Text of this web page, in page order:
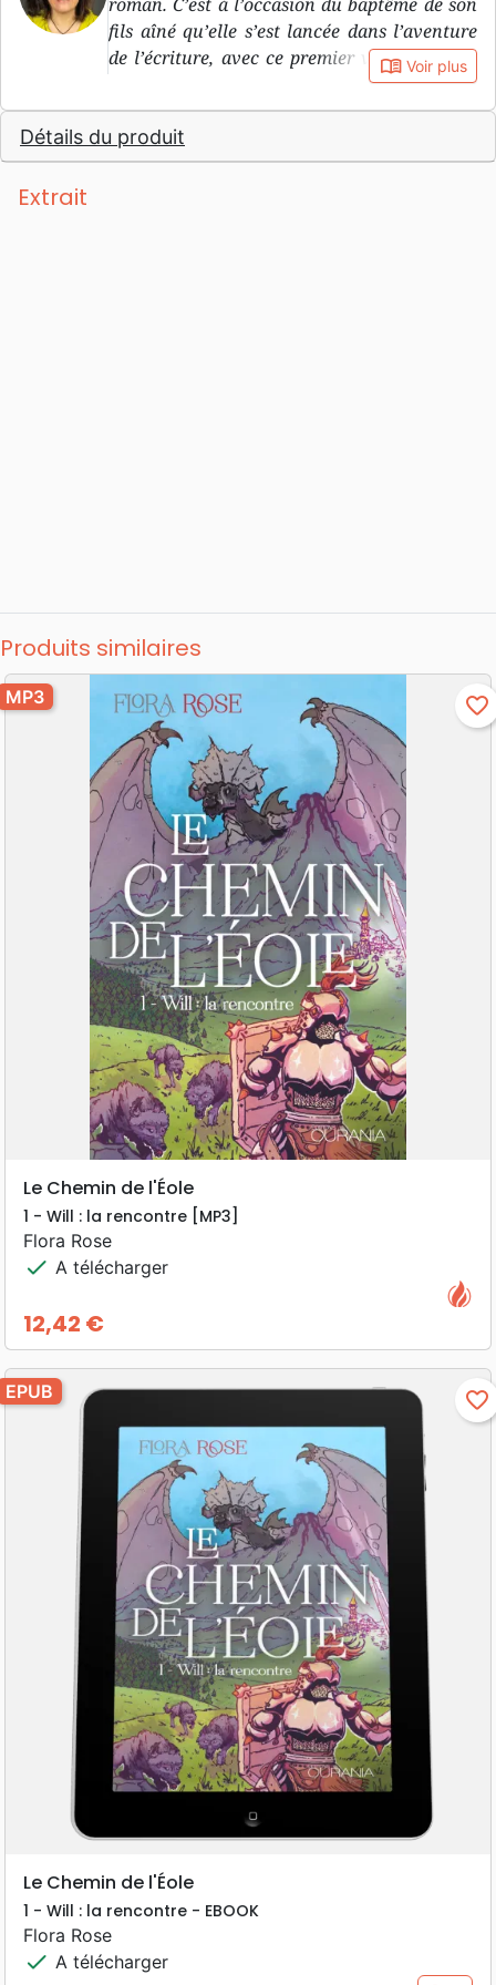
fils aîné qu’elle s’est lancée dans l’aventure
de l’écriture, avec ce premier volume qui, à
la demande de ses filles, deviendra
finalement une trilogie.
book_open Voir plus
Détails du produit
Extrait
Produits similaires
MP3 favorite_border
Le Chemin de l'Éole
1 - Will : la rencontre [MP3]
Flora Rose
check A télécharger
Prix
12,42 €
EPUB favorite_border
Le Chemin de l'Éole
1 - Will : la rencontre - EBOOK
Flora Rose
check A télécharger